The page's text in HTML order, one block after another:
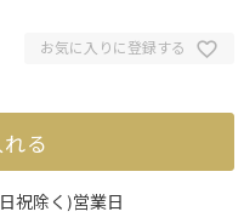
お気に入りに登録する
る
祝除く)営業日